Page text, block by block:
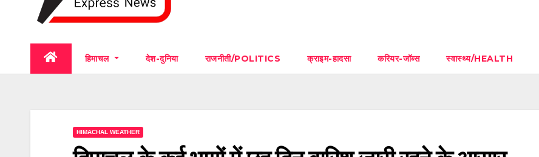
हिमाचल देश-दुनिया राजनीती/POLITICS क्राइम-हादसा करियर-जॉब्स स्वास्थ्य/HEALTH
HIMACHAL WEATHER